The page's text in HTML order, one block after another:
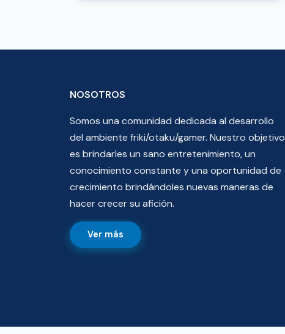
NOSOTROS
Somos una comunidad dedicada al desarrollo
del ambiente friki/otaku/gamer. Nuestro objetivo
es brindarles un sano entretenimiento, un
conocimiento constante y una oportunidad de
crecimiento brindándoles nuevas maneras de
hacer crecer su afición.
Ver más